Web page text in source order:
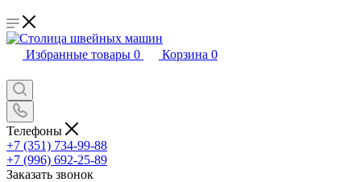
Избранные товары 0 Корзина 0
Телефоны
+7 (351) 734-99-88
+7 (996) 692-25-89
Заказать звонок